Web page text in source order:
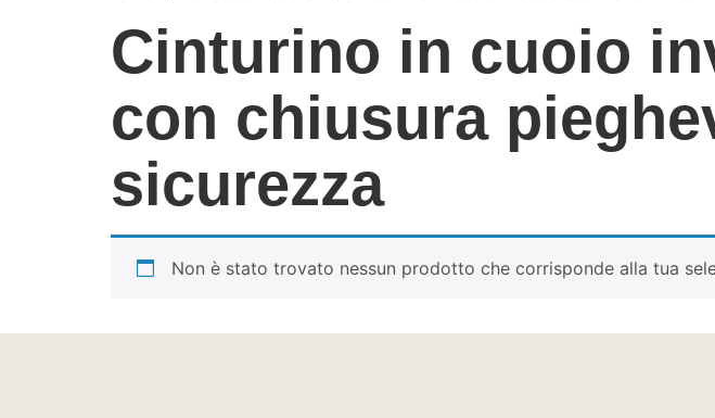
Cinturino in cuoio
con chiusura
sicurezza
Non è stato trovato nessun prodotto che corrisponde alla tua